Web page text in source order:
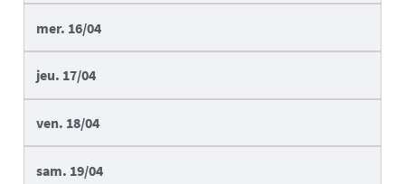
mer. 16/04
jeu. 17/04
ven. 18/04
sam. 19/04